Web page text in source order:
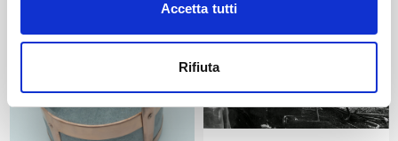
Accetta tutti
Rifiuta